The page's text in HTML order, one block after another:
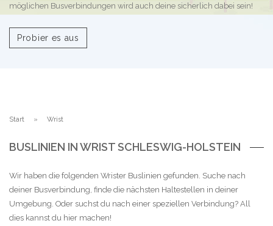
möglichen Busverbindungen wird auch deine sicherlich dabei sein!
Probier es aus
Start Wrist
BUSLINIEN IN WRIST SCHLESWIG-HOLSTEIN
Wir haben die folgenden Wrister Buslinien gefunden. Suche nach
deiner Busverbindung, finde die nächsten Haltestellen in deiner
Umgebung. Oder suchst du nach einer speziellen Verbindung? All
dies kannst du hier machen!